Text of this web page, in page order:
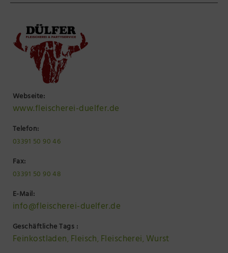
Webseite:
www.fleischerei-duelfer.de
Telefon:
03391 50 90 46
Fax:
03391 50 90 48
E-Mail:
info@fleischerei-duelfer.de
Geschäftliche Tags :
Feinkostladen, Fleisch, Fleischerei, Wurst